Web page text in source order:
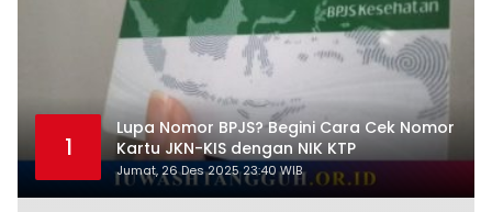
1
Lupa Nomor BPJS? Begini Cara Cek Nomor
Kartu JKN-KIS dengan NIK KTP
Jumat, 26 Des 2025 23:40 WIB